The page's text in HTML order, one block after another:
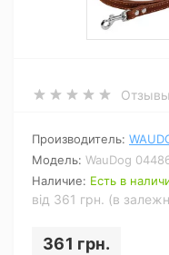
Производитель:
Модель: WauDog
Наличие: Есть в
від 361 грн. (в
361 грн.